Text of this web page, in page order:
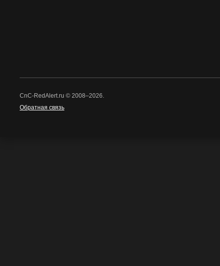
CnC-RedAlert.ru © 2008–2026.
Обратная связь